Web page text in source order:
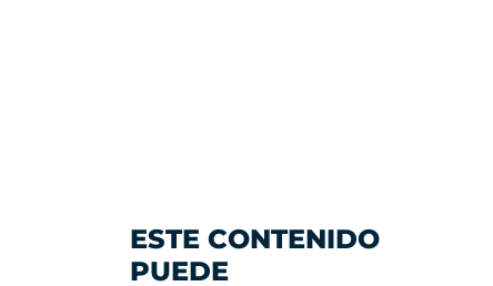
ESTE CONTENIDO
PUEDE